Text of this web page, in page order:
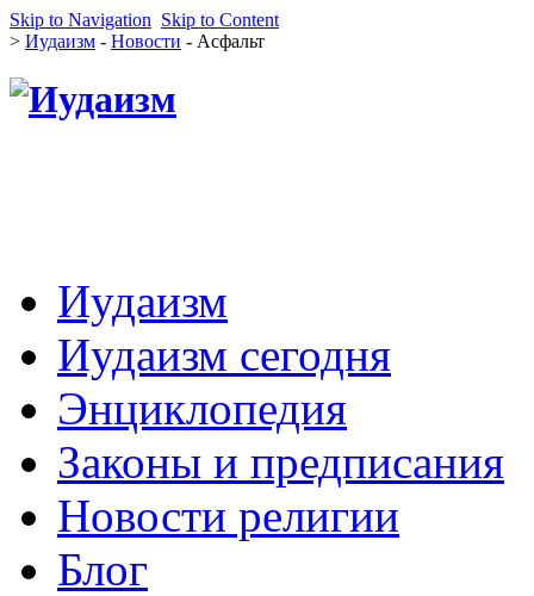
Skip to Navigation Skip to Content
> Иудаизм - Новости - Асфальт
Иудаизм
Иудаизм сегодня
Энциклопедия
Законы и предписания
Новости религии
Блог